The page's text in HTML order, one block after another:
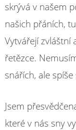
skrývá v našem
našich přáních,
Vytvářejí zvláštní
řetězce.
snářích, ale
Jsem
které v nás sny